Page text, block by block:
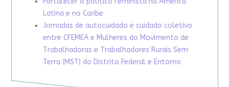
Latina e no Caribe
Jornadas de autocuidado e cuidado coletivo
entre CFEMEA e Mulheres do Movimento de
Trabalhadoras e Trabalhadores Rurais Sem
Terra (MST) do Distrito Federal e Entorno